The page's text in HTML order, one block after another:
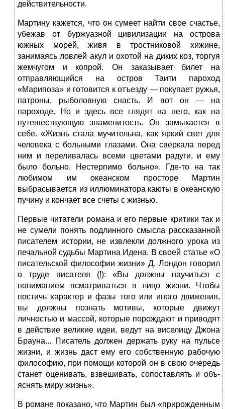
действительности.
Мартину кажется, что он сумеет найти свое счастье,
убежав от буржуазной цивилизации на острова
южных морей, живя в тростниковой хижине,
занимаясь ловлей акул и охотой на диких коз, торгуя
жемчугом и копрой. Он заказывает билет на
отправляющийся на остров Таити пароход
«Марипоза» и готовится к отъезду — покупает ружья,
патроны, рыболовную снасть. И вот он — на
пароходе. Но и здесь все глядят на него, как на
путешествующую знаменитость. Он замыкается в
себе. «Жизнь стала мучительна, как яркий свет для
человека с больными глазами. Она сверкала перед
ним и переливалась всеми цветами радуги, и ему
было больно. Нестерпимо больно». Где-то на так
любимом им океанском просторе Мартин
выбрасывается из иллюминатора каюты в океанскую
пучину и кончает все счеты с жизнью.
Первые читатели романа и его первые критики так и
не сумели понять подлинного смысла рассказанной
писателем истории, не извлекли должного урока из
печальной судьбы Мартина Идена. В своей статье «О
писательской философии жизни» Д. Лондон говорил
о труде писателя (!): «Вы должны научиться с
пониманием всматриваться в лицо жизни. Чтобы
постичь характер и фазы того или иного движения,
вы должны познать мотивы, которые движут
личностью и массой, которые порождают и приводят
в действие великие идеи, ведут на виселицу Джона
Брауна... Писатель должен держать руку на пульсе
жизни, и жизнь даст ему его собственную рабочую
философию, при помощи которой он в свою очередь
станет оценивать, взвешивать, сопоставлять и объ­
яснять миру жизнь».
В романе показано, что Мартин был «прирожденным